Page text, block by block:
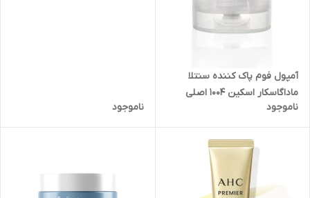
آمپول فوم پاک کننده سنتلا
ماداگاسکار اسکین ۱۰۰۴ اصلی
تزین
ناموجود ناموجود